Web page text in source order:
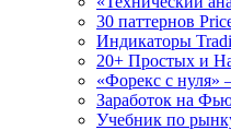
30 паттернов
Индикаторы
20+ Простых и
«Форекс с
Заработок на
Учебник по